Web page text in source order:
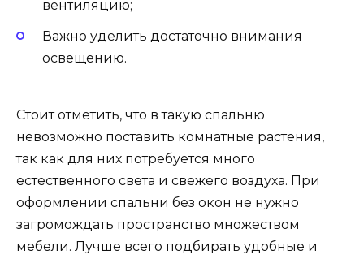
вентиляцию;
Важно уделить достаточно внимания
освещению.
Стоит отметить, что в такую спальню
невозможно поставить комнатные растения,
так как для них потребуется много
естественного света и свежего воздуха. При
оформлении спальни без окон не нужно
загромождать пространство множеством
мебели. Лучше всего подбирать удобные и